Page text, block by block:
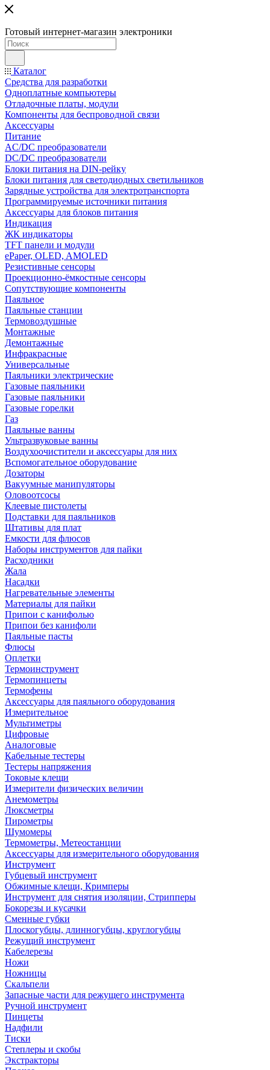
Готовый интернет-магазин электроники
Каталог
Средства для разработки
Одноплатные компьютеры
Отладочные платы, модули
Компоненты для беспроводной связи
Аксессуары
Питание
AC/DC преобразователи
DC/DC преобразователи
Блоки питания на DIN-рейку
Блоки питания для светодиодных светильников
Зарядные устройства для электротранспорта
Программируемые источники питания
Аксессуары для блоков питания
Индикация
ЖК индикаторы
TFT панели и модули
ePaper, OLED, AMOLED
Резистивные сенсоры
Проекционно-ёмкостные сенсоры
Сопутствующие компоненты
Паяльное
Паяльные станции
Термовоздушные
Монтажные
Демонтажные
Инфракрасные
Универсальные
Паяльники электрические
Газовые паяльники
Газовые паяльники
Газовые горелки
Газ
Паяльные ванны
Ультразвуковые ванны
Воздухоочистители и аксессуары для них
Вспомогательное оборудование
Дозаторы
Вакуумные манипуляторы
Оловоотсосы
Клеевые пистолеты
Подставки для паяльников
Штативы для плат
Емкости для флюсов
Наборы инструментов для пайки
Расходники
Жала
Насадки
Нагревательные элементы
Материалы для пайки
Припои с канифолью
Припои без канифоли
Паяльные пасты
Флюсы
Оплетки
Термоинструмент
Термопинцеты
Термофены
Аксессуары для паяльного оборудования
Измерительное
Мультиметры
Цифровые
Аналоговые
Кабельные тестеры
Тестеры напряжения
Токовые клещи
Измерители физических величин
Анемометры
Люксметры
Пирометры
Шумомеры
Термометры, Метеостанции
Аксессуары для измерительного оборудования
Инструмент
Губцевый инструмент
Обжимные клещи, Кримперы
Инструмент для снятия изоляции, Стрипперы
Бокорезы и кусачки
Сменные губки
Плоскогубцы, длинногубцы, круглогубцы
Режущий инструмент
Кабелерезы
Ножи
Ножницы
Скальпели
Запасные части для режущего инструмента
Ручной инструмент
Пинцеты
Надфили
Тиски
Степлеры и скобы
Экстракторы